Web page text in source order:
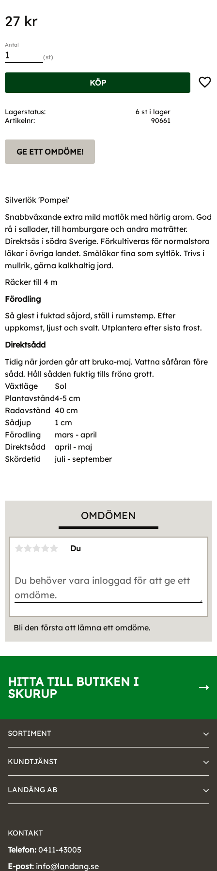
27 kr
Antal
st
KÖP
Lagerstatus
6 st i lager
Artikelnr
90661
GE ETT OMDÖME!
Silverlök 'Pompei'
Snabbväxande extra mild matlök med härlig arom. God
rå i sallader, till hamburgare och andra maträtter.
Direktsås i södra Sverige. Förkultiveras för normalstora
lökar i övriga landet. Smålökar fina som syltlök. Trivs i
mullrik, gärna kalkhaltig jord.
Räcker till 4 m
Förodling
Så glest i fuktad såjord, ställ i rumstemp. Efter
uppkomst, ljust och svalt. Utplantera efter sista frost.
Direktsådd
Tidig när jorden går att bruka-maj. Vattna såfåran före
sådd. Håll sådden fuktig tills fröna grott.
Växtläge
Sol
Plantavstånd4-5 cm
Radavstånd 40 cm
Sådjup
1 cm
Förodling
mars - april
Direktsådd
april - maj
Skördetid
juli - september
OMDÖMEN
Du
Bli den första att lämna ett omdöme.
HITTA TILL BUTIKEN I
SKURUP
SORTIMENT
KUNDTJÄNST
LANDÄNG AB
KONTAKT
Telefon: 0411-43005
E-post: info@landang.se